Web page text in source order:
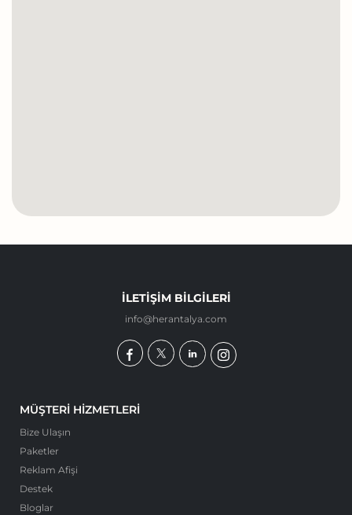
İLETIŞIM BILGILERI
info@herantalya.com
MÜŞTERI HIZMETLERI
Bize Ulaşın
Paketler
Reklam Afişi
Destek
Bloglar